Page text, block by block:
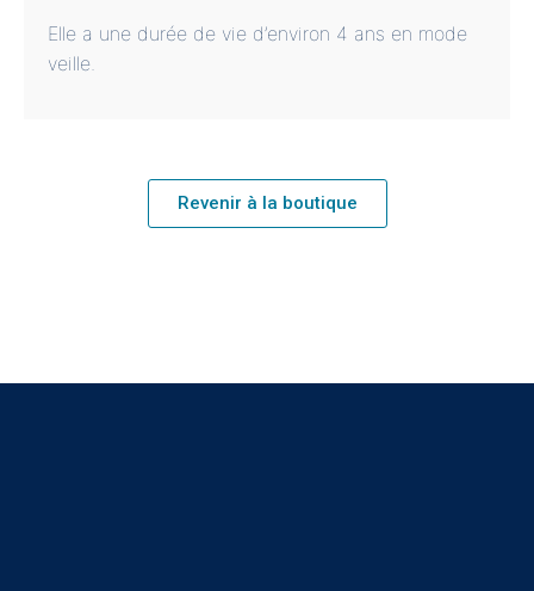
Elle a une durée de vie d’environ 4 ans en mode
veille.
Revenir à la boutique